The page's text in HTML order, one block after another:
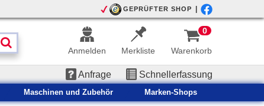
GEPRÜFTER SHOP
Anmelden Merkliste Warenkorb
0
Anfrage Schnellerfassung
Maschinen und Zubehör Marken-Shops